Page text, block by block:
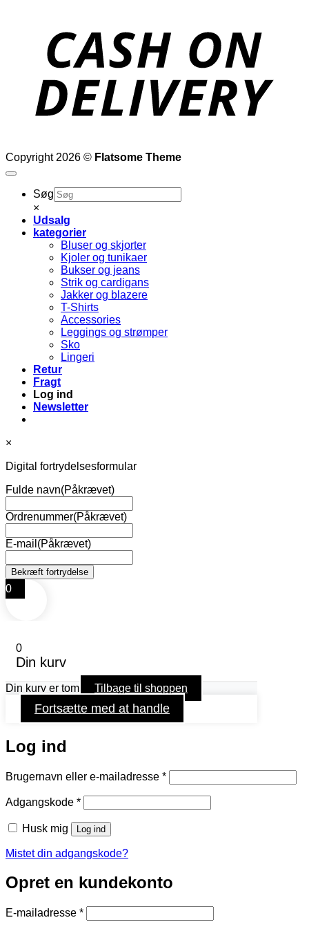
Copyright 2026 © Flatsome Theme
Søg
×
Udsalg
kategorier
Bluser og skjorter
Kjoler og tunikaer
Bukser og jeans
Strik og cardigans
Jakker og blazere
T-Shirts
Accessories
Leggings og strømper
Sko
Lingeri
Retur
Fragt
Log ind
Newsletter
×
Digital fortrydelsesformular
Fulde navn(Påkrævet)
Ordrenummer(Påkrævet)
E-mail (Påkrævet)
0
0
Din kurv
Din kurv er tom Tilbage til shoppen
Fortsætte med at handle
Log ind
Brugernavn eller e-mailadresse *Påkrævet
Adgangskode *Påkrævet
Husk mig Log ind
Mistet din adgangskode?
Opret en kundekonto
E-mailadresse *Påkrævet